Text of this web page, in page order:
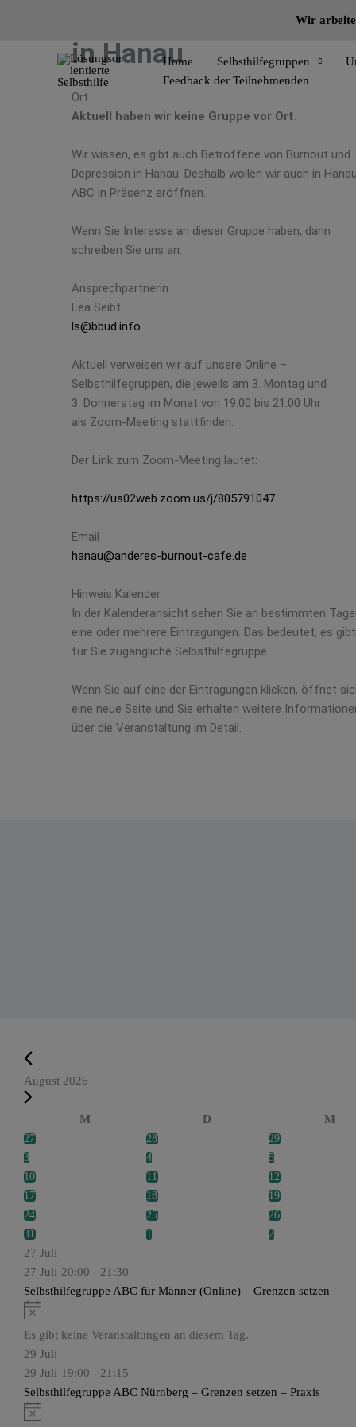
Wir
Home Selbsthilfegruppen
Feedback der Teilnehmenden
Anderes Burnout Café
in Hanau
Ort
Aktuell haben wir keine Gruppe vor Ort.
Wir wissen, es gibt auch Betroffene von Burnout und
Depression in Hanau. Deshalb wollen wir auch in
ABC in Präsenz eröffnen.
Wenn Sie Interesse an dieser Gruppe haben, dann
schreiben Sie uns an.
Ansprechpartnerin
Lea Seibt
ls@bbud.info
Aktuell verweisen wir auf unsere Online –
Selbsthilfegruppen, die jeweils am 3. Montag und
3. Donnerstag im Monat von 19:00 bis 21:00 Uhr
als Zoom-Meeting stattfinden.
Der Link zum Zoom-Meeting lautet:
https://us02web.zoom.us/j/805791047
Email
hanau@anderes-burnout-cafe.de
Hinweis Kalender
In der Kalenderansicht sehen Sie an bestimmten
eine oder mehrere Eintragungen. Das bedeutet, es
für Sie zugängliche Selbsthilfegruppe.
Wenn Sie auf eine der Eintragungen klicken, öffnet
eine neue Seite und Sie erhalten weitere
über die Veranstaltung im Detail.
August 2026
a
l
e
n
d
e
r
v
o
n
V
e
r
a
n
s
M D M
27 28 29
3
4 5
10
11 12
17
18 19
24
25 26
31
1 2
27 Juli
27 Juli-20:00 - 21:30
Selbsthilfegruppe ABC für Männer (Online) – Grenzen setzen
H
n
w
e
i
s
Es gibt keine Veranstaltungen an diesem Tag.
29 Juli
29 Juli-19:00 - 21:15
Selbsthilfegruppe ABC Nürnberg – Grenzen setzen – Praxis
H